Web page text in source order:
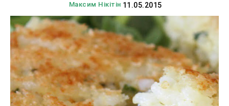
Максим Нікітін 11.05.2015